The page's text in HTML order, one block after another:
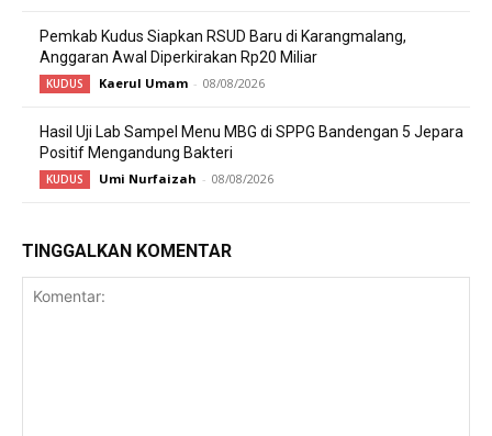
Pemkab Kudus Siapkan RSUD Baru di Karangmalang,
Anggaran Awal Diperkirakan Rp20 Miliar
KUDUS Kaerul Umam - 08/08/2026
Hasil Uji Lab Sampel Menu MBG di SPPG Bandengan 5 Jepara
Positif Mengandung Bakteri
KUDUS Umi Nurfaizah - 08/08/2026
TINGGALKAN KOMENTAR